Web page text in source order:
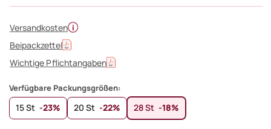
Versandkosten
Beipackzettel
Wichtige Pflichtangaben
Verfügbare Packungsgrößen:
15 St -23% 20 St -22% 28 St -18%